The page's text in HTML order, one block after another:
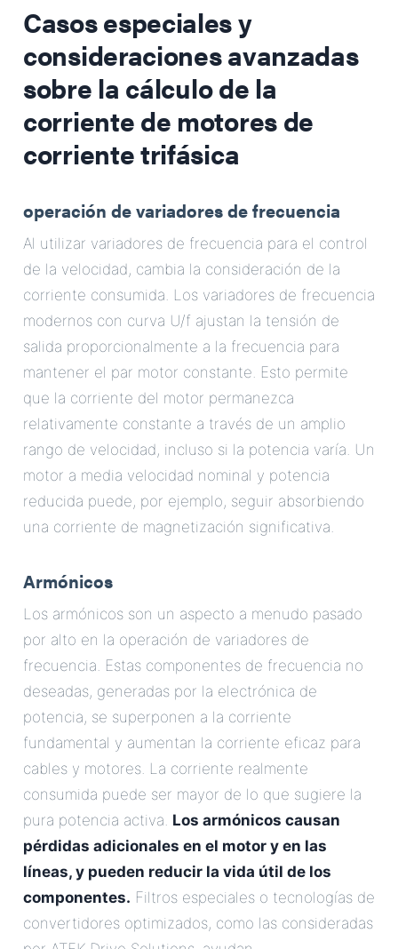
Casos especiales y
consideraciones avanzadas
sobre la cálculo de la
corriente de motores de
corriente trifásica
operación de variadores de frecuencia
Al utilizar variadores de frecuencia para el control
de la velocidad, cambia la consideración de la
corriente consumida. Los variadores de frecuencia
modernos con curva U/f ajustan la tensión de
salida proporcionalmente a la frecuencia para
mantener el par motor constante. Esto permite
que la corriente del motor permanezca
relativamente constante a través de un amplio
rango de velocidad, incluso si la potencia varía. Un
motor a media velocidad nominal y potencia
reducida puede, por ejemplo, seguir absorbiendo
una corriente de magnetización significativa.
Armónicos
Los armónicos son un aspecto a menudo pasado
por alto en la operación de variadores de
frecuencia. Estas componentes de frecuencia no
deseadas, generadas por la electrónica de
potencia, se superponen a la corriente
fundamental y aumentan la corriente eficaz para
cables y motores. La corriente realmente
consumida puede ser mayor de lo que sugiere la
pura potencia activa. Los armónicos causan
pérdidas adicionales en el motor y en las
líneas, y pueden reducir la vida útil de los
componentes. Filtros especiales o tecnologías de
convertidores optimizados, como las consideradas